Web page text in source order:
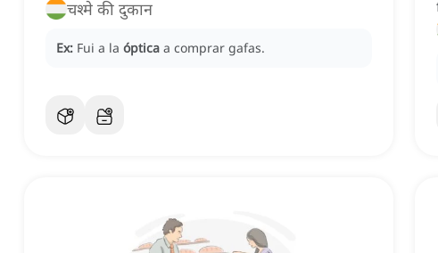
चश्मे की दुकान
Ex: Fui a la óptica a comprar gafas.